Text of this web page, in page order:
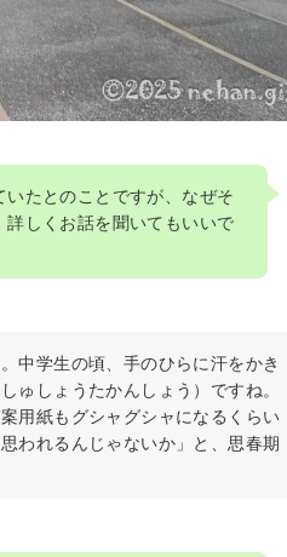
たとのことですが、なぜそ
しくお話を聞いてもいいで
中学生の頃、手のひらに汗をかき
ゅしょうたかんしょう）ですね。
用紙もグシャグシャになるくらい
われるんじゃないか」と、思春期